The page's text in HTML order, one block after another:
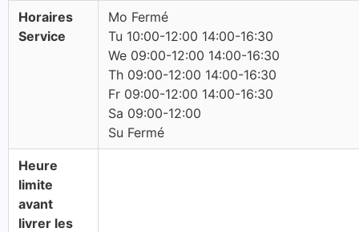
Horaires
Service
Mo Fermé
Tu 10:00-12:00 14:00-16:30
We 09:00-12:00 14:00-16:30
Th 09:00-12:00 14:00-16:30
Fr 09:00-12:00 14:00-16:30
Sa 09:00-12:00
Su Fermé
Heure
limite
avant
livrer les